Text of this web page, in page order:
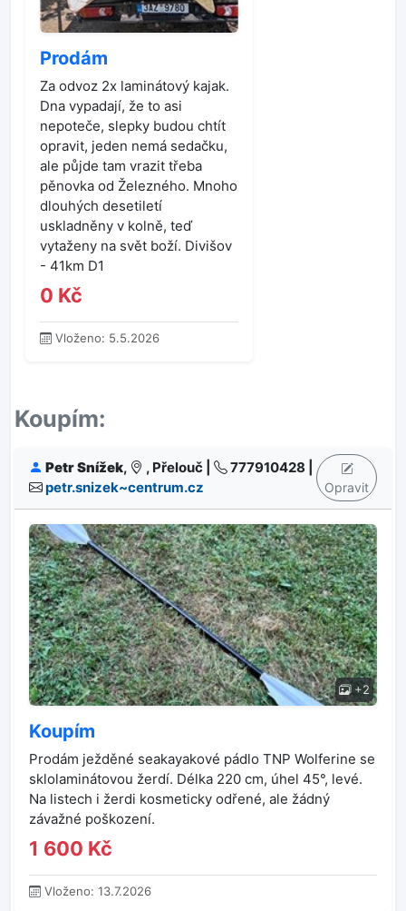
Prodám
Za odvoz 2x laminátový kajak.
Dna vypadají, že to asi
nepoteče, slepky budou chtít
opravit, jeden nemá sedačku,
ale půjde tam vrazit třeba
pěnovka od Železného. Mnoho
dlouhých desetiletí
uskladněny v kolně, teď
vytaženy na svět boží. Divišov
- 41km D1
0 Kč
Vloženo: 5.5.2026
Koupím:
Petr Snížek, , Přelouč |
777910428 |
petr.snizek~centrum.cz
Opravit
+2
Koupím
Prodám ježděné seakayakové pádlo TNP Wolferine se
sklolaminátovou žerdí. Délka 220 cm, úhel 45°, levé.
Na listech i žerdi kosmeticky odřené, ale žádný
závažné poškození.
1 600 Kč
Vloženo: 13.7.2026